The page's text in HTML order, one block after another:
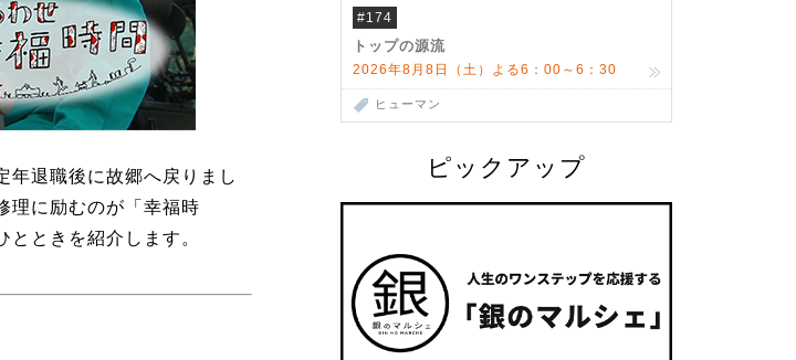
米国駐在でも浮かんだ八ヶ岳 山
小屋を営んだ父母
#174
トップの源流
2026年8月8日（土）よる6：00～6：30
ヒューマン
ピックアップ
年退職後に故郷へ戻りまし
理に励むのが「幸福時
ときを紹介します。